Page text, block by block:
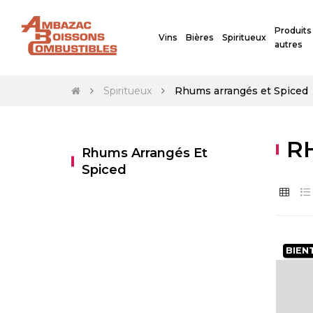
Vins Bières Spiritueux
Produits
autres
Spiritueux Rhums arrangés et Spiced
Rhums Arrangés Et
Spiced